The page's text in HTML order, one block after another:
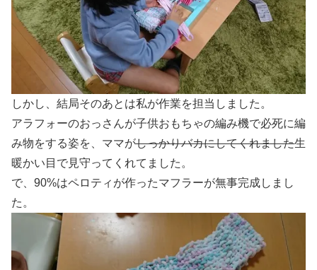
しかし、結局そのあとは私が作業を担当しました。
アラフォーのおっさんが子供おもちゃの編み機で必死に編
み物をする姿を、ママがしっかりバカにしてくれました生
暖かい目で見守ってくれてました。
で、90%はペロティが作ったマフラーが無事完成しまし
た。